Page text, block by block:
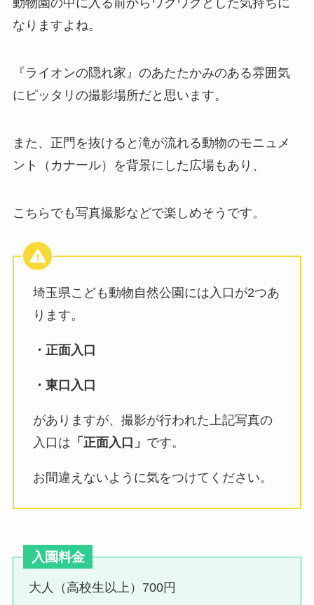
動物園の中に入る前からワクワクとした気持ちに
なりますよね。
『ライオンの隠れ家』のあたたかみのある雰囲気
にピッタリの撮影場所だと思います。
また、正門を抜けると滝が流れる動物のモニュメ
ント（カナール）を背景にした広場もあり、
こちらでも写真撮影などで楽しめそうです。
埼玉県こども動物自然公園には入口が2つあ
ります。
・正面入口
・東口入口
がありますが、撮影が行われた上記写真の
入口は 「正面入口」 です。
お間違えないように気をつけてください。
入園料金
大人（高校生以上）700円